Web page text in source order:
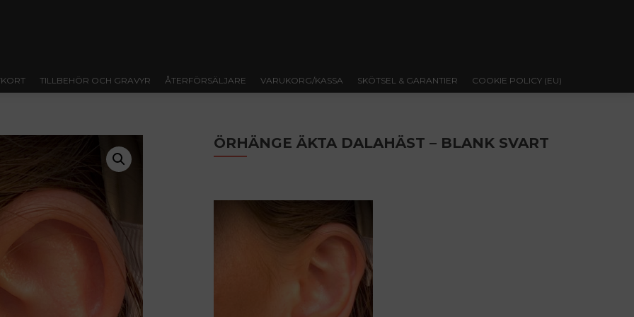
TILLBEHÖR OCH GRAVYR ÅTERFÖRSÄLJARE VARUKORG/KASSA SKÖTSEL & GARANTIER COOKIE POLICY (EU)
ÖRHÄNGE ÄKTA DALAHÄST – BLANK SVART